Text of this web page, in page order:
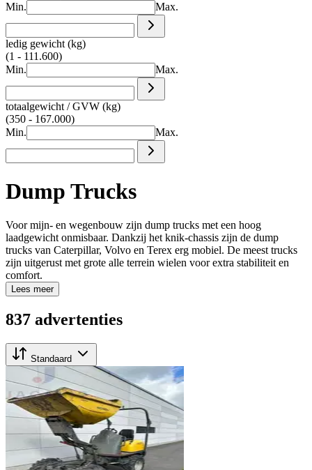
Min.
Max.
ledig gewicht (kg)
(1 - 111.600)
Min.
Max.
totaalgewicht / GVW (kg)
(350 - 167.000)
Min.
Max.
Dump Trucks
Voor mijn- en wegenbouw zijn dump trucks met een hoog
laadgewicht onmisbaar. Dankzij het knik-chassis zijn de dump
trucks van Caterpillar, Volvo en Terex erg mobiel. De meest trucks
zijn uitgerust met grote alle terrein wielen voor extra stabiliteit en
comfort.
Lees meer
837 advertenties
Standaard